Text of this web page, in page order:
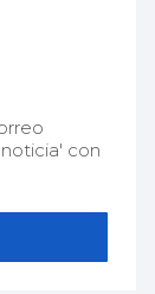
con